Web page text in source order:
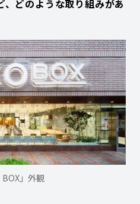
どのような取り組みがあ
BOX」外観